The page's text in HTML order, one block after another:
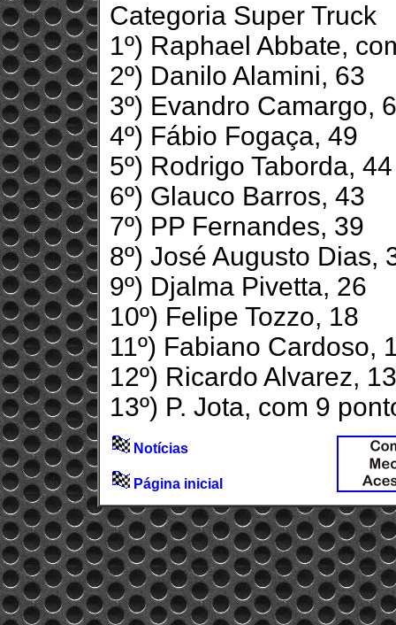
Categoria Super Truck
1º) Raphael Abbate,
2º) Danilo Alamini, 63
3º) Evandro Camargo,
4º) Fábio Fogaça, 49
5º) Rodrigo Taborda, 44
6º) Glauco Barros, 43
7º) PP Fernandes, 39
8º) José Augusto Dias,
9º) Djalma Pivetta, 26
10º) Felipe Tozzo, 18
11º) Fabiano Cardoso,
12º) Ricardo Alvarez, 13
13º) P. Jota, com 9
Notícias
Página inicial